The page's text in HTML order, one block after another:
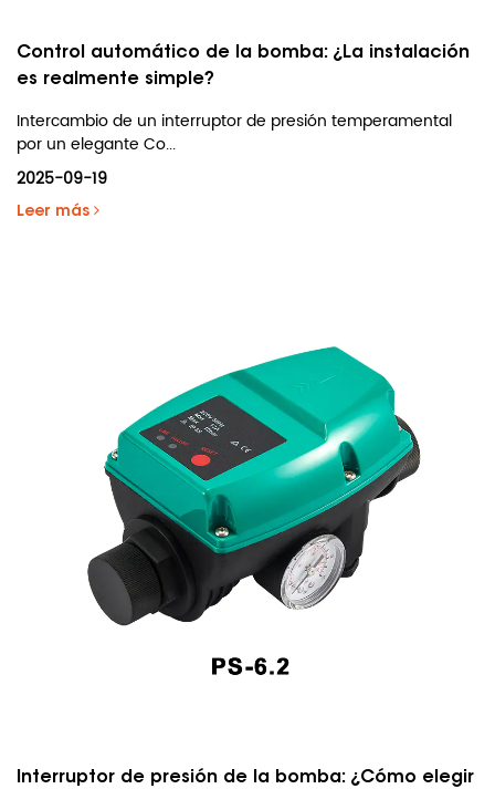
Control automático de la bomba: ¿La instalación
es realmente simple?
Intercambio de un interruptor de presión temperamental
por un elegante Co...
2025-09-19
Leer más
Interruptor de presión de la bomba: ¿Cómo elegir